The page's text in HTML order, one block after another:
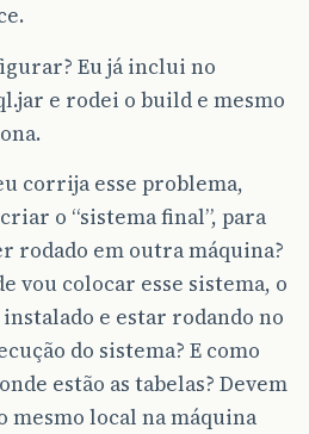
Eu já inclui no
e rodei o build e mesmo
corrija esse problema,
o “sistema final”, para
rodado em outra máquina?
vou colocar esse sistema, o
instalado e estar rodando no
do sistema? E como
estão as tabelas? Devem
mesmo local na máquina